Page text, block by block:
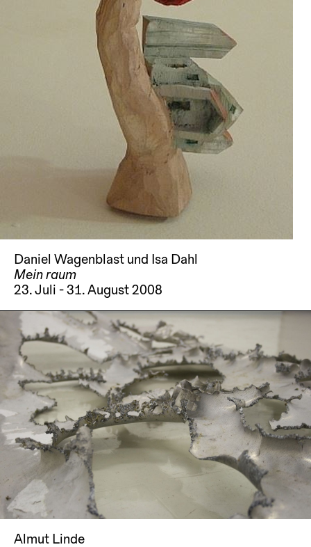
Daniel Wagenblast und Isa Dahl
Mein raum
23. Juli - 31. August 2008
Almut Linde